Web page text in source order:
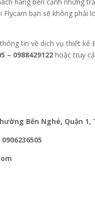
bạn sẽ không phải
tin về dịch vụ thiết kế
– 0988429122 hoặc truy
Bến Nghé, Quận 1,